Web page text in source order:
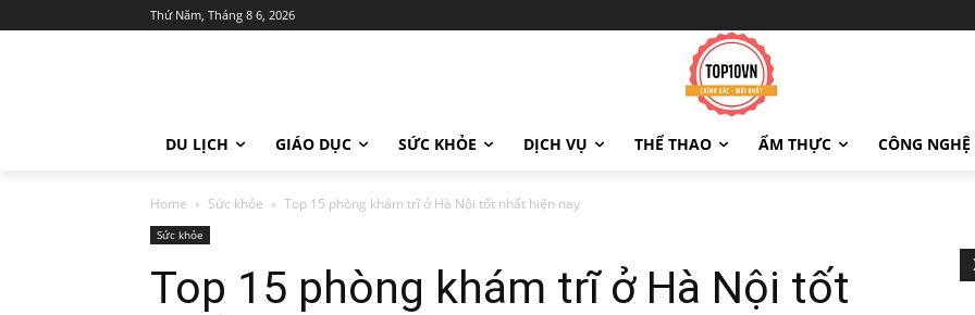
Thứ Năm, Tháng 8 6, 2026
DU LỊCH GIÁO DỤC SỨC KHỎE DỊCH VỤ THỂ THAO ẨM THỰC CÔNG NGHỆ
Home Sức khỏe Top 15 phòng khám trĩ ở Hà Nội tốt nhất hiện nay
Sức khỏe
Top 15 phòng khám trĩ ở Hà Nội tốt